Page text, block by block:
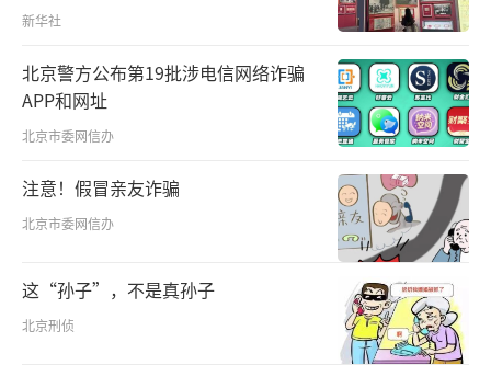
新华社
北京警方公布第19批涉电信网络诈骗
APP和网址
北京市委网信办
注意！假冒亲友诈骗
北京市委网信办
这“孙子”，不是真孙子
北京刑侦